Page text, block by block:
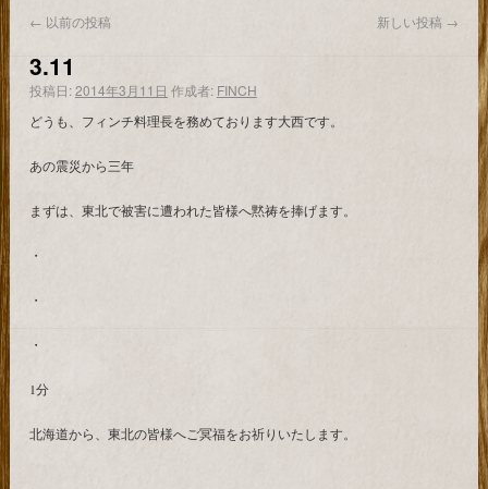
← 以前の投稿 新しい投稿 →
3.11
投稿日:2014年3月11日 作成者: FINCH
どうも、フィンチ料理長を務めております大西です。
あの震災から三年
まずは、東北で被害に遭われた皆様へ黙祷を捧げます。
・
・
・
1分
北海道から、東北の皆様へご冥福をお祈りいたします。